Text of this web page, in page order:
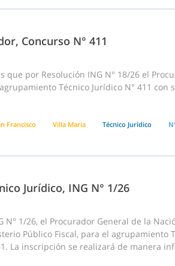
Concurso N° 411
que por Resolución ING N° 18/26 el
Técnico Jurídico N° 411 con
Francisco Villa Maria Técnico Jurídico
Jurídico, ING N° 1/26
N° 1/26, el Procurador General de la
Público Fiscal, para el agrupamiento
La inscripción se realizará de manera